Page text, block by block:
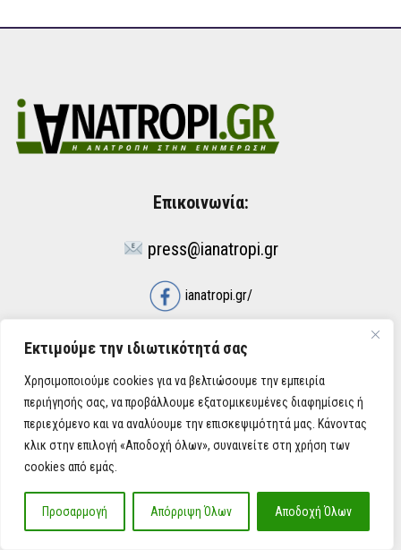
Εκτιμούμε την ιδιωτικότητά σας
Χρησιμοποιούμε cookies για να βελτιώσουμε την εμπειρία
περιήγησής σας, να προβάλλουμε εξατομικευμένες διαφημίσεις ή
περιεχόμενο και να αναλύουμε την επισκεψιμότητά μας. Κάνοντας
κλικ στην επιλογή «Αποδοχή όλων», συναινείτε στη χρήση των
cookies από εμάς.
Προσαρμογή Απόρριψη Όλων Αποδοχή Όλων
Επικοινωνία:
press@ianatropi.gr
ianatropi.gr/
Spotify ΕΚΠΟΜΠΗ ΑΝΑΤΡΟΠΗ
Χρήσιμοι Σύνδεσμοι
ΌΡΟΙ ΧΡΉΣΗΣ
ΠΟΛΙΤΙΚΉ ΑΠΟΡΡΉΤΟΥ